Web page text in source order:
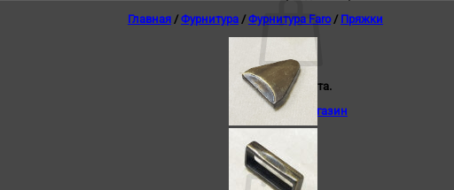
Корзина пуста.
Вернуться в магазин
Корзина
Главная / Фурнитура / Фурнитура Faro / Пряжки